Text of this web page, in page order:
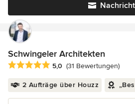
Nachricht
Schwingeler Architekten
Durchschnittliche Bewertung: 5 von
5,0 (31 Bewertungen)
2 Aufträge über Houzz